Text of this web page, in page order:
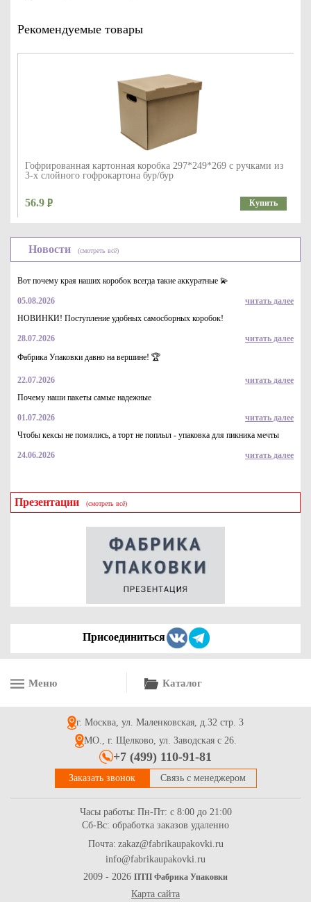
Рекомендуемые товары
Гофрированная картонная коробка 297*249*269 с ручками из
3-х слойного гофрокартона бур/бур
56.9 Купить
Гофрированная коробка 425*330*120 самосборная из 3-х
слойного гофрокартона бел/бур для маркетплейсов
47.9 Купить
Пакет (конверт) из трехслойной воздушно пузырчатой
пленки 3-10-75, 32*44
Гофрокартон листовой 1000*2000 5 сл. для переезда бур/бур
Пакет из трехслойной воздушно-пузырчатой пленки 3-10-75,
350*360 для переезда
Новости (смотреть всё)
Вот почему края наших коробок всегда такие аккуратные 💫
05.08.2026
читать далее
НОВИНКИ! Поступление удобных самосборных коробок!
28.07.2026
читать далее
Фабрика Упаковки давно на вершине! 🏆
22.07.2026
читать далее
Почему наши пакеты самые надежные
01.07.2026
читать далее
Чтобы кексы не помялись, а торт не поплыл - упаковка для пикника мечты
24.06.2026 читать далее
Презентации (смотреть всё)
Присоединиться
Меню Каталог
г. Москва, ул. Маленковская, д.32 стр. 3
МО., г. Щелково, ул. Заводская с 26.
+7 (499) 110-91-81
Заказать звонок Связь с менеджером
Часы работы: Пн-Пт: с 8:00 до 21:00
Сб-Вс: обработка заказов удаленно
Почта: zakaz@fabrikaupakovki.ru
info@fabrikaupakovki.ru
2009 - 2026 ПТП Фабрика Упаковки
Карта сайта